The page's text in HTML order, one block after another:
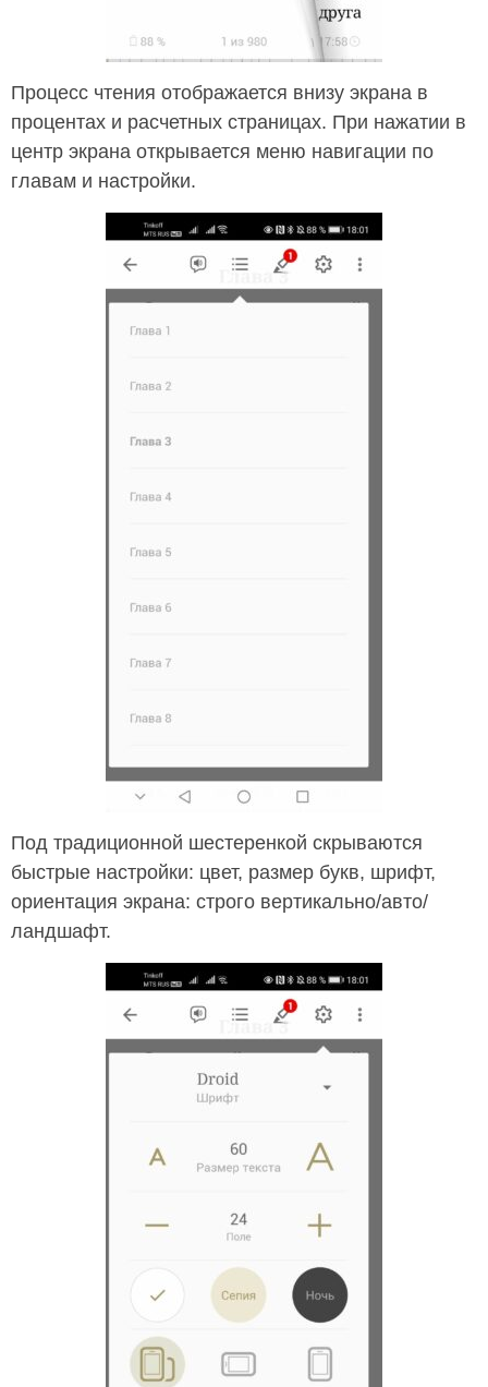
Процесс чтения отображается внизу экрана в
процентах и расчетных страницах. При нажатии в
центр экрана открывается меню навигации по
главам и настройки.
Под традиционной шестеренкой скрываются
быстрые настройки: цвет, размер букв, шрифт,
ориентация экрана: строго вертикально/авто/
ландшафт.